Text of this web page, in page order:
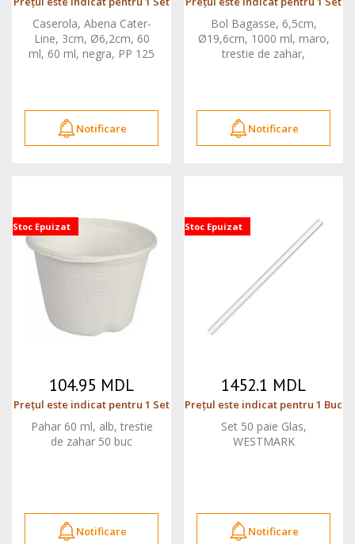
Caserola, Abena Cater-
Line, 3cm, Ø6,2cm, 60
ml, 60 ml, negra, PP 125
Notificare
Bol Bagasse, 6,5cm,
Ø19,6cm, 1000 ml, maro,
trestie de zahar,
Notificare
Stoc Epuizat
104.95 MDL
Prețul este indicat pentru 1 Set
Pahar 60 ml, alb, trestie
de zahar 50 buc
Notificare
Stoc Epuizat
1452.1 MDL
Prețul este indicat pentru 1 Buc
Set 50 paie Glas,
WESTMARK
Notificare